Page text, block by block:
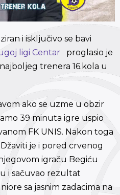
i isključivo se bavi
ligi Centar proglasio je
trenera 16.kola u
ako se uzme u obzir
39 minuta igre uspio
FK UNIS. Nakon toga
je i pored crvenog
igraču Begiću
i sačuvao rezultat
sa jasnim zadacima na